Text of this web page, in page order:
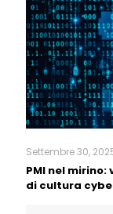
Settembre 30,
PMI nel
di cultura